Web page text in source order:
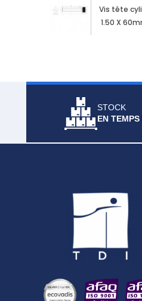
Vis tête
1.50 X
STOCK
EN TEMPS